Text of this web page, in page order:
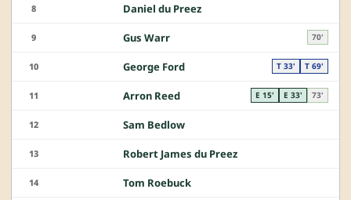
8 Daniel du Preez
9 Gus Warr 70'
10 George Ford T 33' T 69'
11 Arron Reed E 15' E 33' 73'
12 Sam Bedlow
13 Robert James du Preez
14 Tom Roebuck